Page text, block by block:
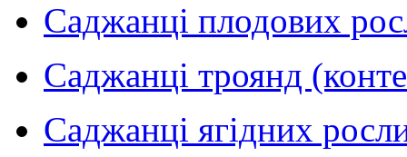
Саджанці плодових
Саджанці троянд
Саджанці ягідних